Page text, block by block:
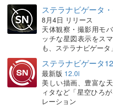
ステラナビゲータ
8月4日 リリース
天体観察・撮影用モ
ッチな星図表示をス
も、ステラナビゲータ」
ステラナビゲータ12
最新版 12.0i
美しい描画、豊富な
ィタなど「星空ひろ
レーション